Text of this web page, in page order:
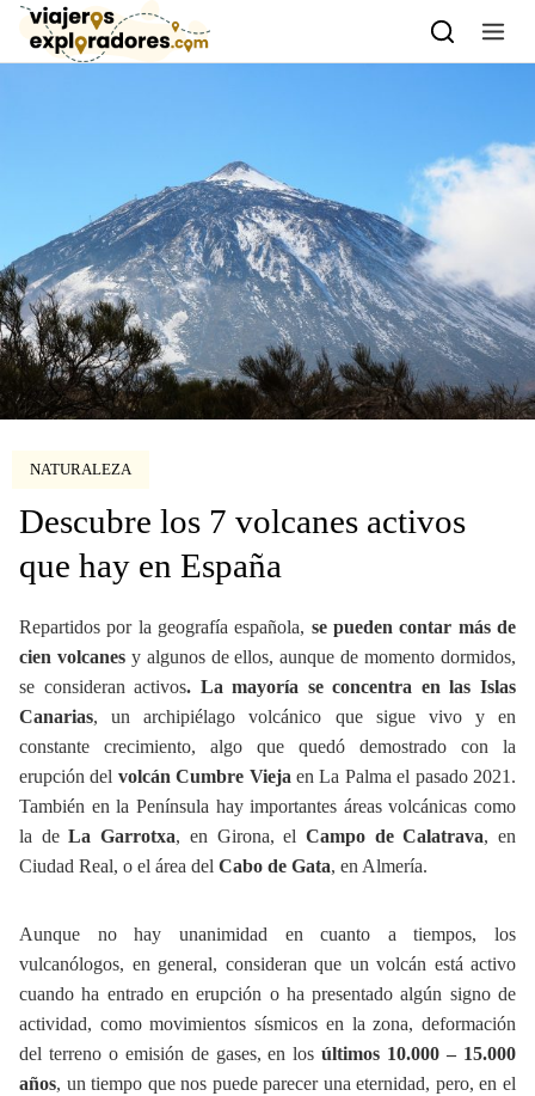
Skip to content
NATURALEZA
Descubre los 7 volcanes activos
que hay en España
Repartidos por la geografía española, se pueden contar más de
cien volcanesy algunos de ellos, aunque de momento dormidos,
se consideran activos. La mayoría se concentra en las Islas
Canarias, un archipiélago volcánico que sigue vivo y en
constante crecimiento, algo que quedó demostrado con la
erupción del volcán Cumbre Viejaen La Palma el pasado 2021.
También en la Península hay importantes áreas volcánicas como
la deLa Garrotxa, en Girona, el Campo de Calatrava, en
Ciudad Real, o el área del Cabo de Gata, en Almería.
Aunque no hay unanimidad en cuanto a tiempos, los
vulcanólogos, en general, consideran que un volcán está activo
cuando ha entrado en erupción o ha presentado algún signo de
actividad, como movimientos sísmicos en la zona, deformación
del terreno o emisión de gases, en losúltimos 10.000 – 15.000
años, un tiempo que nos puede parecer una eternidad, pero, en el